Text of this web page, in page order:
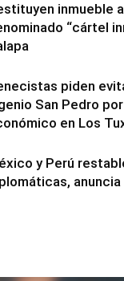
inmueble
“cártel
piden
San Pedro
en Los
y Perú
anuncia